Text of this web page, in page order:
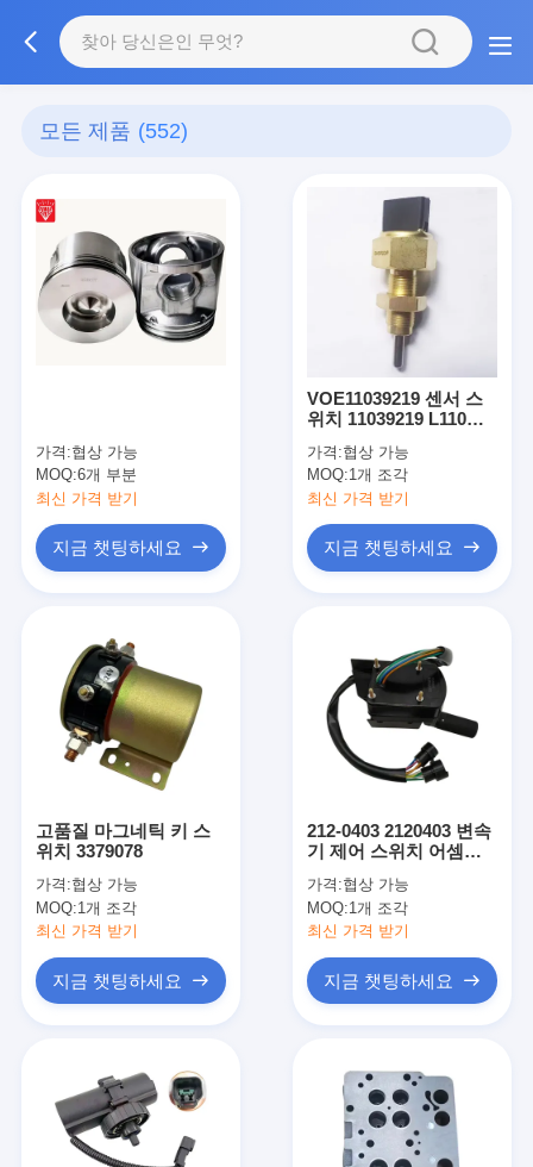
모든 제품 (552)
가격:협상 가능
MOQ:6개 부분
최신 가격 받기
지금 챗팅하세요
VOE11039219 센서 스
위치 11039219 L110
가격:협상 가능
MOQ:1개 조각
최신 가격 받기
지금 챗팅하세요
고품질 마그네틱 키 스
위치 3379078
가격:협상 가능
MOQ:1개 조각
최신 가격 받기
지금 챗팅하세요
212-0403 2120403 변속
기 제어 스위치 어셈블
이더용
가격:협상 가능
MOQ:1개 조각
최신 가격 받기
지금 챗팅하세요